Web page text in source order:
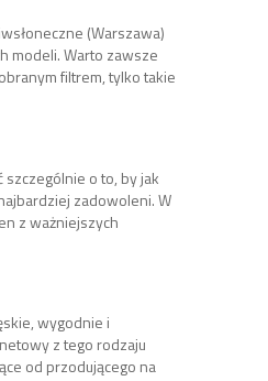
(Warszawa)
modeli. Warto zawsze
filtrem, tylko takie
o to, by jak
zadowoleni. W
z ważniejszych
wygodnie i
z tego rodzaju
od przodującego na